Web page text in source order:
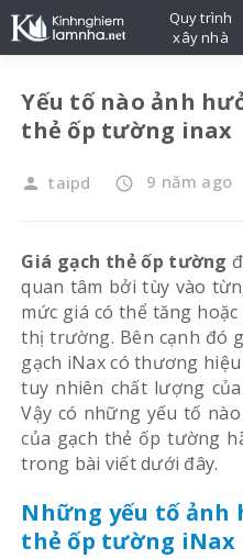
Yếu tố nào ảnh
thẻ ốp tường inax
person taipd access_time 9 năm ago
Giá gạch thẻ ốp tường
quan tâm bởi tùy vào
mức giá có thể tăng
thị trường. Bên cạnh đó
gạch iNax có thương
tuy nhiên chất lượng
Vậy có những yếu tố
của gạch thẻ ốp tường
trong bài viết dưới đây.
Những yếu tố ảnh
thẻ ốp tường iNax
Quy trình
xây nhà